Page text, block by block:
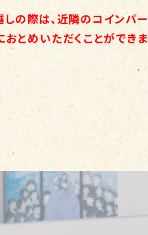
の際は、近隣のコインパー
とめいただくことができま